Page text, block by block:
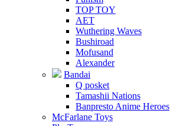
TOP TOY
AET
Wuthering Waves
Bushiroad
Mofusand
Alexander
Bandai
Q posket
Tamashii Nations
Banpresto Anime Heroes
McFarlane Toys